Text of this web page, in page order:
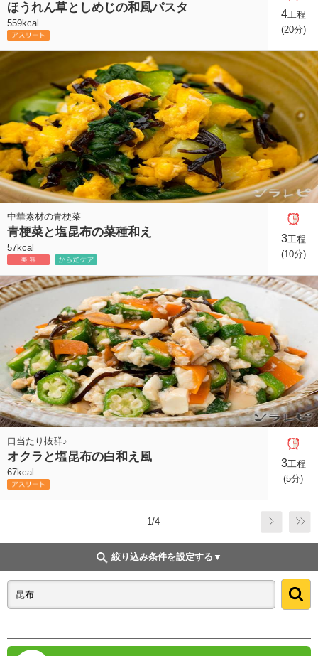
ほうれん草としめじの和風パスタ
559kcal
4工程
(20分)
中華素材の青梗菜
青梗菜と塩昆布の菜種和え
57kcal
3工程
(10分)
口当たり抜群♪
オクラと塩昆布の白和え風
67kcal
3工程
(5分)
1/4
絞り込み条件を設定する